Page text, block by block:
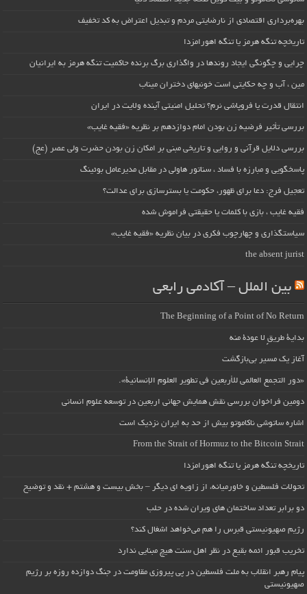
بهره‌برداری اقتصادی از نارضایتی مردم و تبدیل اعتراض به کد تخفیف
تاریخچه تنگه هرمز یا تنگه اهورامزدا
چرایی و چگونگی ایجاد روندها در واگذاری برگ برنده حاکمیت تنگه هرمز به ایرانیان
مین ، آب و چه حکایتی است خونبهای دختران میناب
انتقال قدرت یا فروپاشی نرم؟ تحلیل امنیتی آینده ولایت در ایران
بررسی تأثیر فرضیه زن بودن امام دوازدهم بر نظریه «فقیه غایب»
بررسی دلایل قرآنی و روایی و تاریخی مبنی بر امکان زن بودن حضرت ولی عصر (عج)
پاسخگویی و مبارزه با فساد ، سناتور هاولی در مقابل مدیرعامل بوئینگ
تعجیل فرج: دعا برای ظهور، حکومت یا بسترسازی برای عدالت؟
فقیه غایب ، بازی با کلمات یا حقیقتی فراموش شده
سیاستگذاری و چهارچوب فکری در بیان نظریه «فقیه غایب»
the absent jurist
بین الملل – آکادمی رابعی
The Beginning of a Point of No Return
بداية طريقٍ لا عودة منه
آغاز یک مسیر بی‌بازگشت
«دور التجمع العالمي للأربعين في تطوير العلوم الإنسانية».
دومین فراخوان بررسی نقش همایش جهانی اربعین در توسعه علوم انسانی
اشاره ساتوشی ناکاموتو بیش از حد به ایران نزدیک است
From the Strait of Hormuz to the Bitcoin Strait
تاریخچه تنگه هرمز یا تنگه اهورامزدا
تحولات فلسطین و خاورمیانه، از زاویه ای دیگر – بخش بیست و هشتم + نقد و توضیح
دو برابر تعداد ساختمان های ویران شده در حلب
رژیم صهیونیستی قبرس را هم می‌خواهد اشغال کند؟
تخریب قبور ائمه بقیع در نظر اهل سنت هیچ مبنایی ندارد
پیام رهبر انقلاب به ملت فلسطین در پی پیروزی مقاومت در جنگ دوازده روزه بر رژیم
صهیونیستی